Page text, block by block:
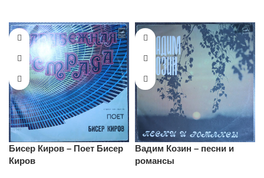
Бисер Киров – Поет Бисер
Киров
Вадим Козин – песни и
романсы